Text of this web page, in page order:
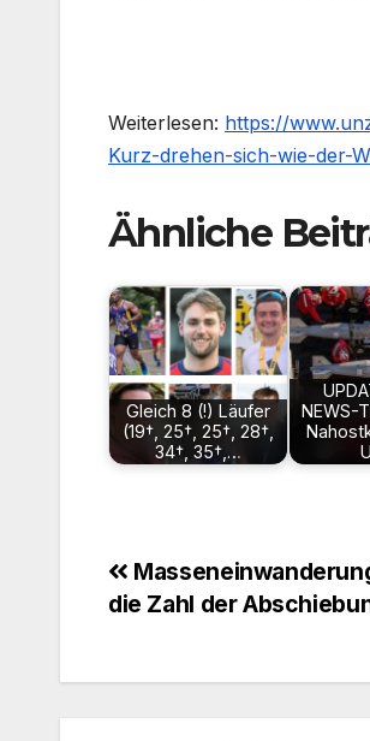
Weiterlesen: https://
Kurz-drehen-sich-wie-der-
Ähnliche
Gleich 8 (!) Läufer
(19†, 25†, 25†, 28†,
34†, 35†,…
NEWS-
die Zahl der